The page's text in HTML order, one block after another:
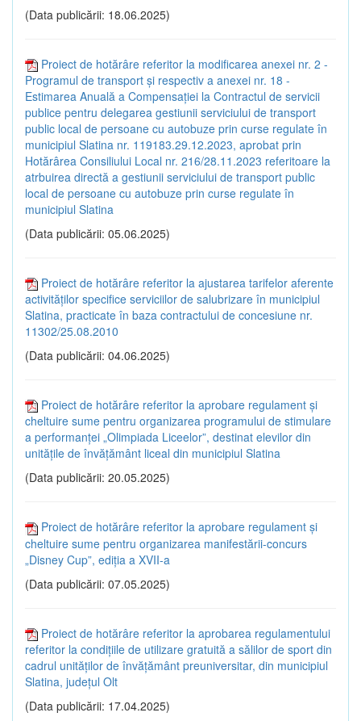
(Data publicării: 18.06.2025)
Proiect de hotărâre referitor la modificarea anexei nr. 2 -
Programul de transport și respectiv a anexei nr. 18 -
Estimarea Anuală a Compensației la Contractul de servicii
publice pentru delegarea gestiunii serviciului de transport
public local de persoane cu autobuze prin curse regulate în
municipiul Slatina nr. 119183.29.12.2023, aprobat prin
Hotărârea Consiliului Local nr. 216/28.11.2023 referitoare la
atrbuirea directă a gestiunii serviciului de transport public
local de persoane cu autobuze prin curse regulate în
municipiul Slatina
(Data publicării: 05.06.2025)
Proiect de hotărâre referitor la ajustarea tarifelor aferente
activităților specifice serviciilor de salubrizare în municipiul
Slatina, practicate în baza contractului de concesiune nr.
11302/25.08.2010
(Data publicării: 04.06.2025)
Proiect de hotărâre referitor la aprobare regulament și
cheltuire sume pentru organizarea programului de stimulare
a performanței „Olimpiada Liceelor”, destinat elevilor din
unitățile de învățământ liceal din municipiul Slatina
(Data publicării: 20.05.2025)
Proiect de hotărâre referitor la aprobare regulament și
cheltuire sume pentru organizarea manifestării-concurs
„Disney Cup”, ediția a XVII-a
(Data publicării: 07.05.2025)
Proiect de hotărâre referitor la aprobarea regulamentului
referitor la condițiile de utilizare gratuită a sălilor de sport din
cadrul unităților de învățământ preuniversitar, din municipiul
Slatina, județul Olt
(Data publicării: 17.04.2025)